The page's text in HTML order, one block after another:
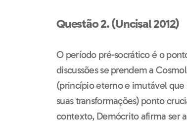
Questão 2. (Uncisal 2012)
O período pré-socrático é o
discussões se prendem a
(princípio eterno e imutável que
suas transformações) ponto
contexto, Demócrito afirma ser